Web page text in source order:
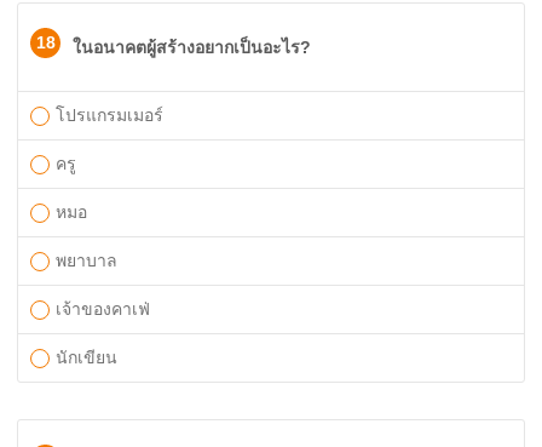
18 ในอนาคตผู้สร้างอยากเป็นอะไร?
โปรแกรมเมอร์
ครู
หมอ
พยาบาล
เจ้าของคาเฟ่
นักเขียน